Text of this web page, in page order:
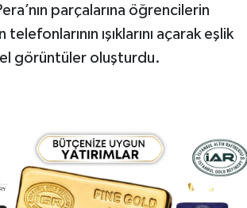
parçalarına öğrencilerin
ışıklarını açarak eşlik
görüntüler oluşturdu.